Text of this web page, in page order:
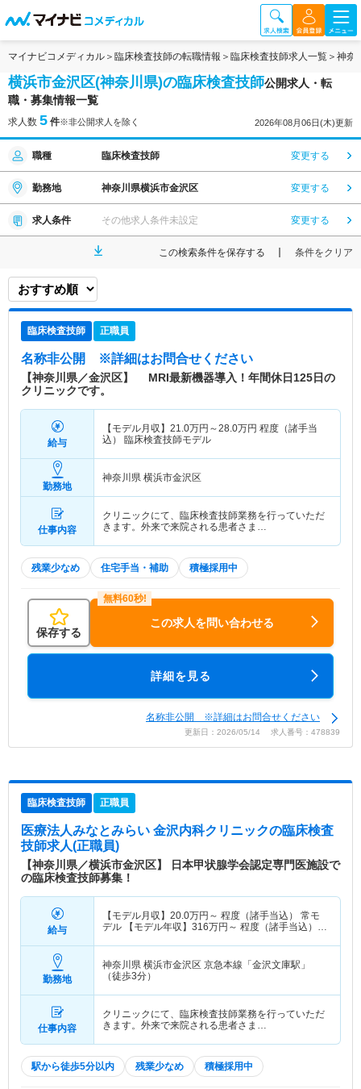
マイナビコメディカル 臨床検査技師の転職情報 臨床検査技師求人一覧 神奈
横浜市金沢区(神奈川県)の臨床検査技師公開求人・転
職・募集情報一覧
求人数 5 件※非公開求人を除く 2026年08月06日(木)更新
職種 臨床検査技師 変更する
勤務地 神奈川県横浜市金沢区 変更する
求人条件 その他求人条件未設定 変更する
この検索条件を保存する 条件をクリア
臨床検査技師 正職員
名称非公開 ※詳細はお問合せください
【神奈川県／金沢区】 MRI最新機器導入！年間休日125日の
クリニックです。
給与
【モデル月収】 21.0万円～28.0万円 程度（諸手当
込） 臨床検査技師モデル
勤務地
神奈川県 横浜市金沢区
仕事内容
クリニックにて、臨床検査技師業務を行っていただ
きます。外来で来院される患者さま…
残業少なめ 住宅手当・補助 積極採用中
保存する
この求人を問い合わせる
詳細を見る
名称非公開 ※詳細はお問合せください
更新日：2026/05/14 求人番号：478839
臨床検査技師 正職員
医療法人みなとみらい 金沢内科クリニックの臨床検査
技師求人(正職員)
【神奈川県／横浜市金沢区】 日本甲状腺学会認定専門医施設で
の臨床検査技師募集！
給与
【モデル月収】 20.0万円～ 程度（諸手当込） 常モ
デル 【モデル年収】 316万円～ 程度（諸手当込）
勤務地
神奈川県 横浜市金沢区 京急本線「金沢文庫駅」
（徒歩3分）
仕事内容
クリニックにて、臨床検査技師業務を行っていただ
きます。外来で来院される患者さま…
駅から徒歩5分以内 残業少なめ 積極採用中